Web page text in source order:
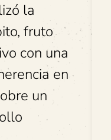
la
fruto
con una
en
un